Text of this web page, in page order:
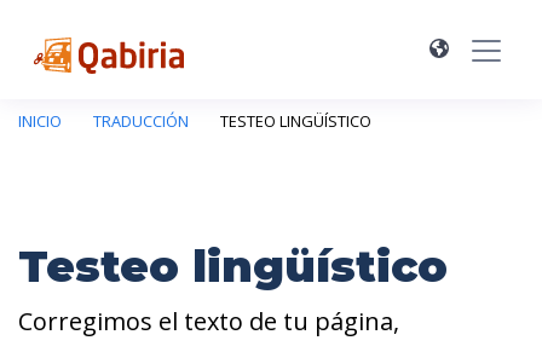
INICIO TRADUCCIÓN TESTEO LINGÜÍSTICO
Testeo lingüístico
Corregimos el texto de tu página,